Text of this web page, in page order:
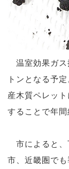
温室効果ガス
トンとなる予
産木質ペレッ
することで年
市によると、
市、近畿圏で